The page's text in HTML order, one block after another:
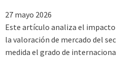
27 mayo 2026
Este artículo analiza el
la valoración de mercado del
medida el grado de